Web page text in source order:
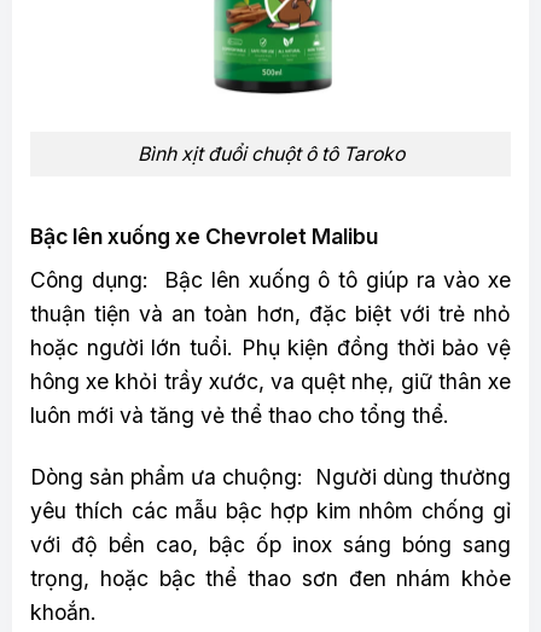
Bình xịt đuổi chuột ô tô Taroko
Bậc lên xuống xe Chevrolet Malibu
Công dụng: Bậc lên xuống ô tô giúp ra vào xe
thuận tiện và an toàn hơn, đặc biệt với trẻ nhỏ
hoặc người lớn tuổi. Phụ kiện đồng thời bảo vệ
hông xe khỏi trầy xước, va quệt nhẹ, giữ thân xe
luôn mới và tăng vẻ thể thao cho tổng thể.
Dòng sản phẩm ưa chuộng: Người dùng thường
yêu thích các mẫu bậc hợp kim nhôm chống gỉ
với độ bền cao, bậc ốp inox sáng bóng sang
trọng, hoặc bậc thể thao sơn đen nhám khỏe
khoắn.